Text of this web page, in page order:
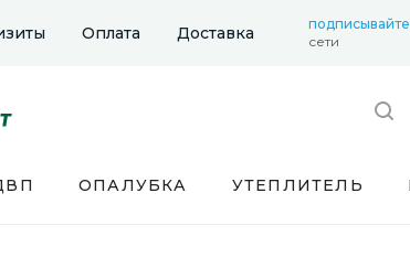
Оплата Доставка
сети
ОПАЛУБКА УТЕПЛИТЕЛЬ